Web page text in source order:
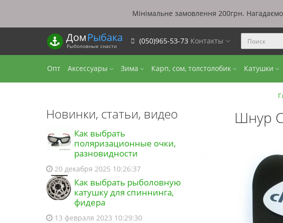
Мінімальне замовлення 200грн.
ДомРыбака
Рыболовные снасти
(050)965-53-73 Контакты
Опт Аксессуары Зима Карп, сом, толстолобик Катушки
Новинки, статьи, видео
Как выбрать
поляризационные очки,
разновидности
20 декабря 2025 10:26:37
Как выбрать рыболовную
катушку для спиннинга,
фидера
13 февраля 2023 10:29:30
Шнур